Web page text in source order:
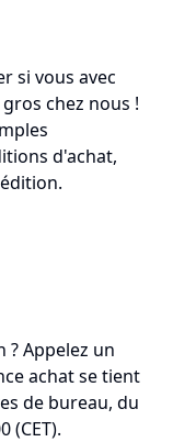
si vous avec
chez nous !
d'achat,
Appelez un
achat se tient
de bureau, du
(CET).